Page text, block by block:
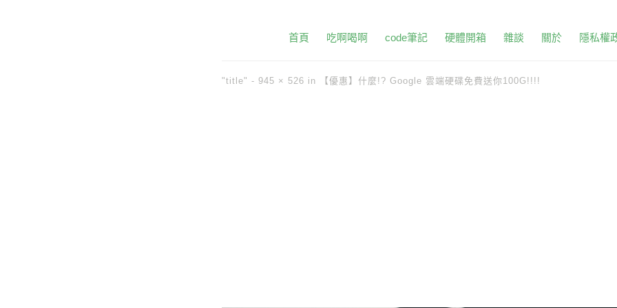
首頁 吃啊喝啊 code筆記 硬體開箱 雜談 關於 隱私權
"title" - 945 × 526 in 【優惠】什麼!? Google 雲端硬碟免費送你100G!!!!